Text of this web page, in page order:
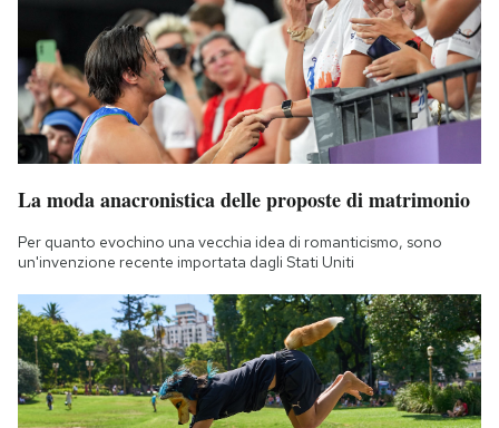
La moda anacronistica delle proposte di matrimonio
Per quanto evochino una vecchia idea di romanticismo, sono
un'invenzione recente importata dagli Stati Uniti